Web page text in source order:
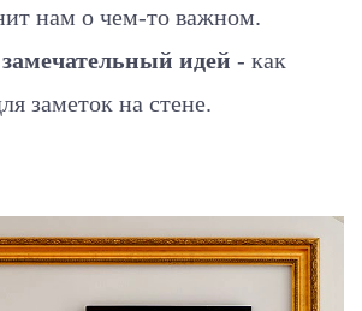
нам о чем-то важном.
замечательный идей - как
заметок на стене.